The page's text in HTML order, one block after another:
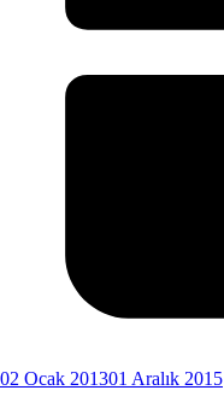
02 Ocak 201301 Aralık 2015